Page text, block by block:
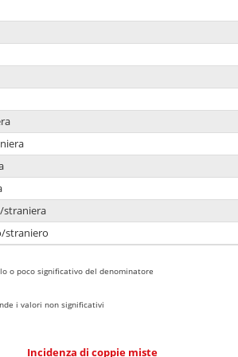
straniera
straniero
o poco significativo del denominatore
i valori non significativi
Incidenza di coppie miste